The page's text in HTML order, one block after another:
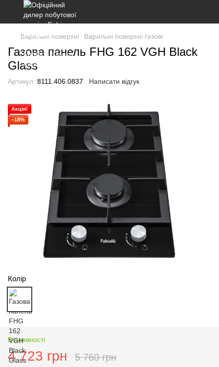
Варильні поверхні Варильні поверхні газові
Газова панель FHG 162 VGH Black
Glass
Артикул: 8111.406.0837 Написати відгук
Акція!
−18%
Колір
В наявності
4 723 грн 5 760 грн